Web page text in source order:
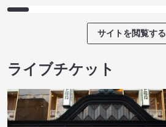
サイトを閲覧する
ライブチケット